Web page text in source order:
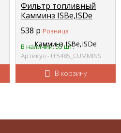
Фильтр топливный
Камминз ISBe,ISDe
Zavod, ПАЗ Евро-3
CUMMINS 4897833 C+
FF5485
538 р Розница
В наличии: 55 шт.
Артикул - FF5485_CUMMINS
В корзину